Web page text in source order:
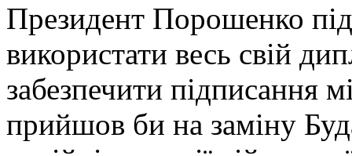
Президент Порошенко під
використати весь свій
забезпечити підписання
прийшов би на заміну